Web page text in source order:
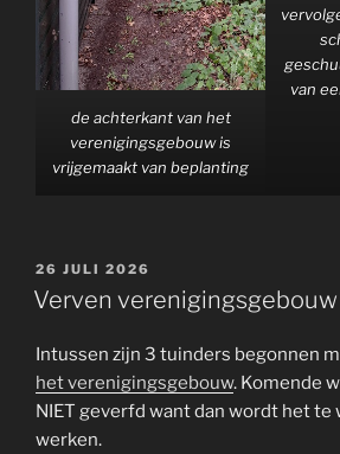
de achterkant van het
verenigingsgebouw is
vrijgemaakt van beplanting
van
GEPLAATST
OP
26 JULI 2026
Verven verenigingsgebouw
Intussen zijn 3 tuinders begonnen
het verenigingsgebouw. Komende
NIET geverfd want dan wordt het te
werken.